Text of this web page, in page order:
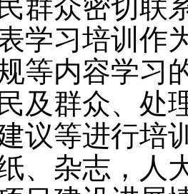
群众密切联
学习培训作
等内容学习
及群众、处
议等进行培
、杂志，人